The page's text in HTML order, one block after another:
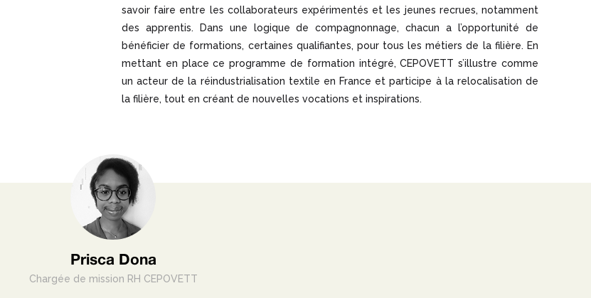
savoir faire entre les collaborateurs expérimentés et les jeunes recrues, notamment
des apprentis. Dans une logique de compagnonnage, chacun a l’opportunité de
bénéficier de formations, certaines qualifiantes, pour tous les métiers de la filière. En
mettant en place ce programme de formation intégré, CEPOVETT s’illustre comme
un acteur de la réindustrialisation textile en France et participe à la relocalisation de
la filière, tout en créant de nouvelles vocations et inspirations.
Prisca Dona
Chargée de mission RH CEPOVETT